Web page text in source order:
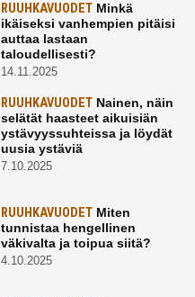
RUUHKAVUODETMinkä
ikäiseksi vanhempien pitäisi
auttaa lastaan
taloudellisesti?
14.11.2025
RUUHKAVUODETNainen, näin
selätät haasteet aikuisiän
ystävyyssuhteissa ja löydät
uusia ystäviä
7.10.2025
RUUHKAVUODETMiten
tunnistaa hengellinen
väkivalta ja toipua siitä?
4.10.2025